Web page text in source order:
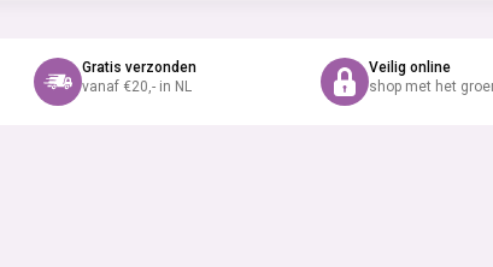
Gratis verzonden
vanaf €20,- in NL
Veilig online
shop met het